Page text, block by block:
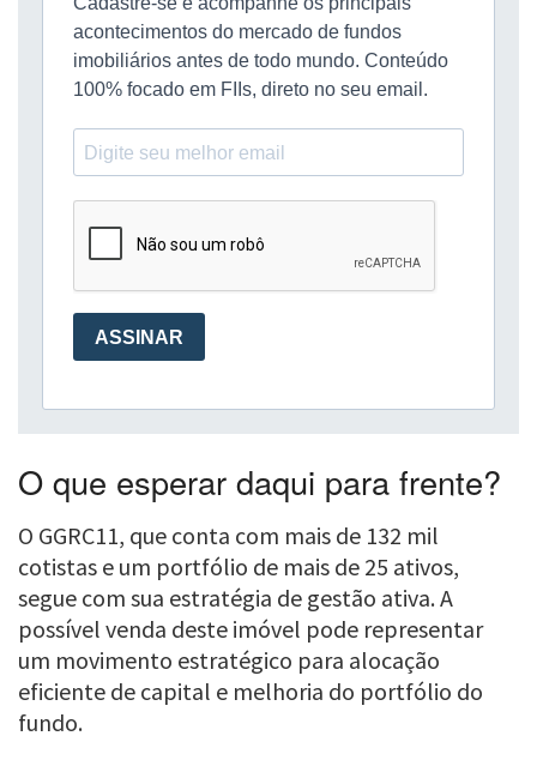
O que esperar daqui para frente?
O GGRC11, que conta com mais de 132 mil
cotistas e um portfólio de mais de 25 ativos,
segue com sua estratégia de gestão ativa. A
possível venda deste imóvel pode representar
um movimento estratégico para alocação
eficiente de capital e melhoria do portfólio do
fundo.